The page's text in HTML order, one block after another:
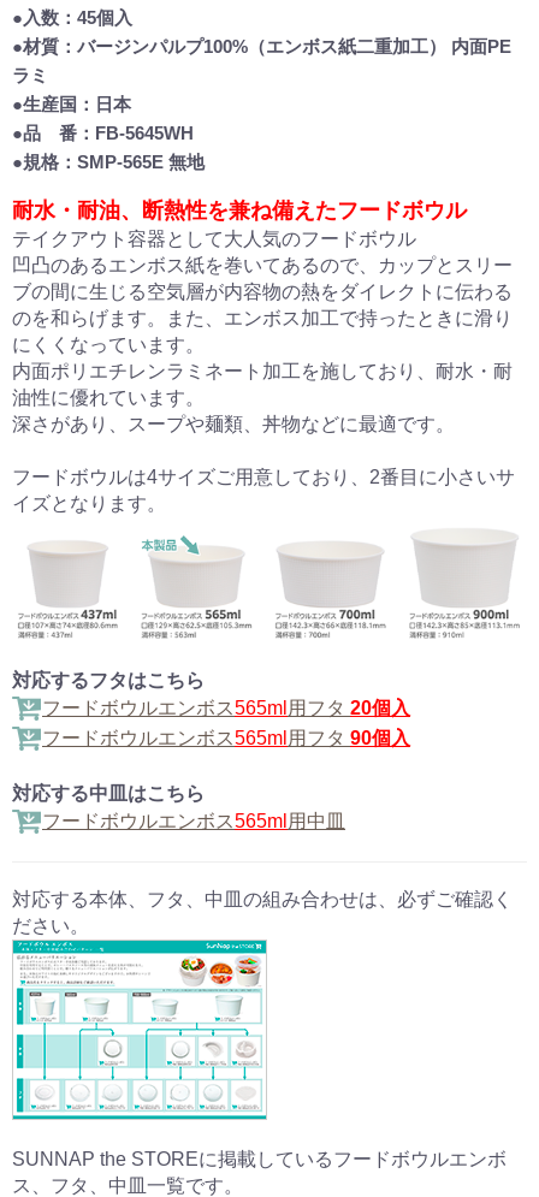
●入数：45個入
●材質：バージンパルプ100%（エンボス紙二重加工） 内面PE
ラミ
●生産国：日本
●品 番：FB-5645WH
●規格：SMP-565E 無地
耐水・耐油、断熱性を兼ね備えたフードボウル
テイクアウト容器として大人気のフードボウル
凹凸のあるエンボス紙を巻いてあるので、カップとスリー
ブの間に生じる空気層が内容物の熱をダイレクトに伝わる
のを和らげます。また、エンボス加工で持ったときに滑り
にくくなっています。
内面ポリエチレンラミネート加工を施しており、耐水・耐
油性に優れています。
深さがあり、スープや麺類、丼物などに最適です。
フードボウルは4サイズご用意しており、2番目に小さいサ
イズとなります。
対応するフタはこちら
フードボウルエンボス565ml 用フタ 20個入
フードボウルエンボス565ml 用フタ 90個入
対応する中皿はこちら
フードボウルエンボス565ml 用中皿
対応する本体、フタ、中皿の組み合わせは、必ずご確認く
ださい。
SUNNAP the STOREに掲載しているフードボウルエンボ
ス、フタ、中皿一覧です。